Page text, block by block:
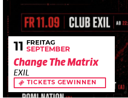
11 FREITAG
SEPTEMBER
Change The Matrix
EXIL
TICKETS GEWINNEN